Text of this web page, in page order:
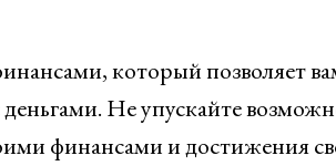
который позволяет
Не упускайте
финансами и достижения